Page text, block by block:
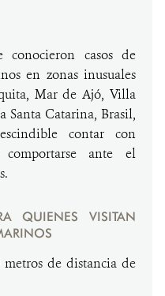
casos de
en zonas inusuales
Mar de Ajó, Villa
Santa Catarina, Brasil,
contar con
ante el
QUIENES VISITAN
metros de distancia de